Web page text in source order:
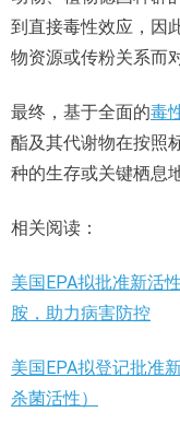
到直接毒性效应，因
物资源或传粉关系而
最终，基于全面的毒
酯及其代谢物在按照
种的生存或关键栖息
相关阅读：
美国EPA拟批准新活
胺，助力病害防控
美国EPA拟登记批准
杀菌活性）